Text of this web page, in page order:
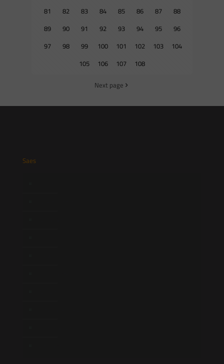
81
82 83 84 85 86 87
88
89
90 91 92 93 94 95
96
97
98 99 100 101 102 103
104
105
106 107 108
Next page
Saes